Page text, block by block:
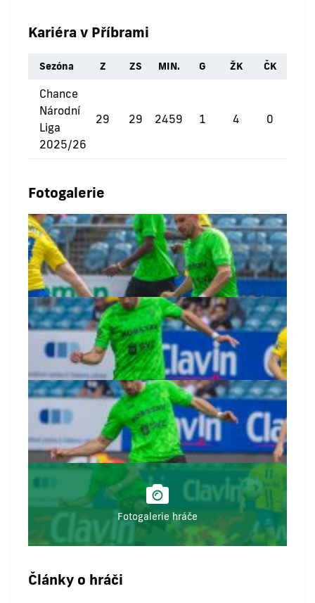
Kariéra v Příbrami
Sezóna Z ZS MIN. G ŽK ČK
Chance
Národní
Liga
2025/26
29 29 2459 1 4 0
Fotogalerie
Fotogalerie hráče
Články o hráči